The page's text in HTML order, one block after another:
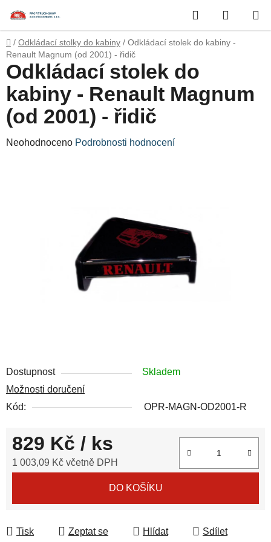
obsah
Hledat
KOŠÍK
Domů
/ Odkládací stolky do kabiny / Odkládací stolek do kabiny -
Renault Magnum (od 2001) - řidič
Dostupnost
Skladem
Možnosti doručení
Kód:
OPR-MAGN-OD2001-R
829 Kč / ks
1 003,09 Kč včetně DPH
DO KOŠÍKU
Tisk Zeptat se Hlídat Sdílet
Odkládací stolek do
kabiny - Renault Magnum
(od 2001) - řidič
Průměrné
Neohodnoceno Podrobnosti hodnocení